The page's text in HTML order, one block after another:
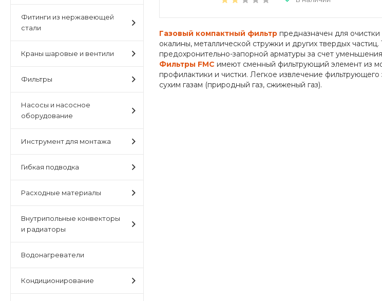
Фитинги из нержавеющей
стали
Краны шаровые и вентили
Фильтры
Насосы и насосное
оборудование
Инструмент для монтажа
Гибкая подводка
Расходные материалы
Внутрипольные конвекторы
и радиаторы
Водонагреватели
Кондиционирование
Газовый компактный фильтр предназначен для
окалины, металлической стружки и других твердых
предохронительно-запорной арматуры за счет
Фильтры FMC имеют сменный фильтрующий элемент из
профилактики и чистки. Легкое извлечение
сухим газам (природный газ, сжиженый газ).